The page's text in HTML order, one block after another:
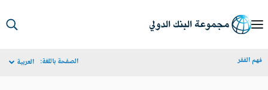
الفقر الصفحة باللغة: العربية